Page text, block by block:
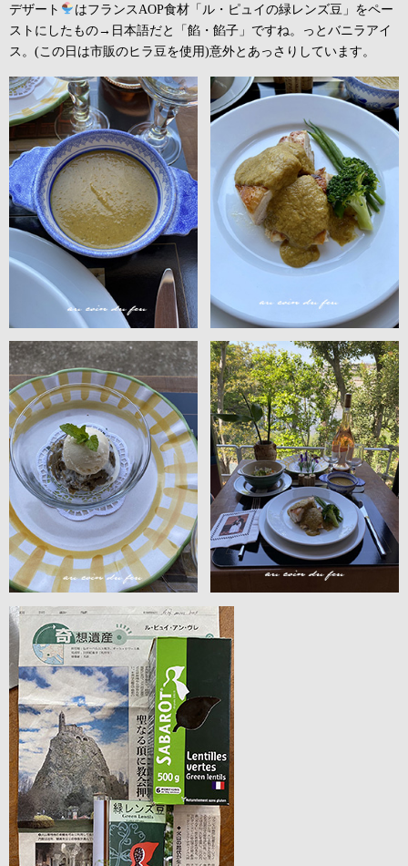
デザート
はフランスAOP食材「ル・ピュイの緑レンズ豆」をペー
ストにしたもの→日本語だと「餡・餡子」ですね。っとバニラアイ
ス。(この日は市販のヒラ豆を使用)意外とあっさりしています。